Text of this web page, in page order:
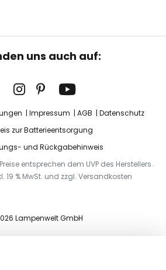
uns auch auf:
Impressum AGB
Datenschutz
zur Batterieentsorgung
und Rückgabehinweis
entsprechen dem UVP des Herstellers.
19 % MwSt. und zzgl. Versandkosten
Lampenwelt GmbH